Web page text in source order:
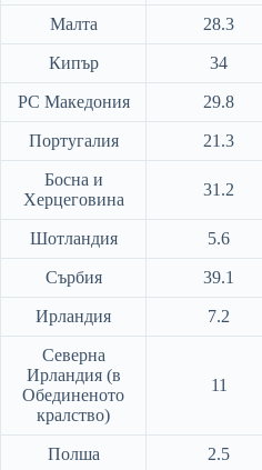
Малта 28.3
Кипър 34
РС Македония 29.8
Португалия 21.3
Босна и
Херцеговина
31.2
Шотландия 5.6
Сърбия 39.1
Ирландия 7.2
Северна
Ирландия (в
Обединеното
кралство)
11
Полша 2.5